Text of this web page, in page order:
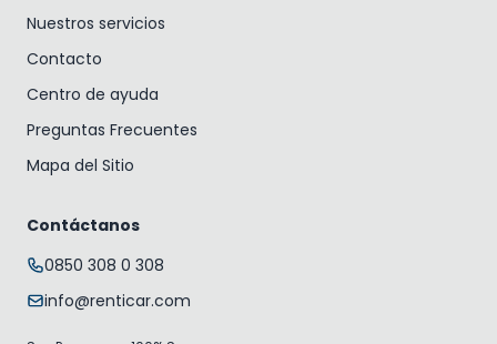
Nuestros servicios
Contacto
Centro de ayuda
Preguntas Frecuentes
Mapa del Sitio
Contáctanos
0850 308 0 308
info@renticar.com